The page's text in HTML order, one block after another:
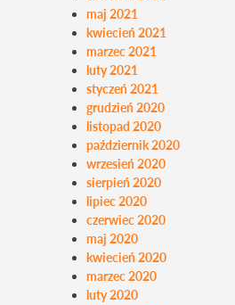
maj 2021
kwiecień 2021
marzec 2021
luty 2021
styczeń 2021
grudzień 2020
listopad 2020
październik 2020
wrzesień 2020
sierpień 2020
lipiec 2020
czerwiec 2020
maj 2020
kwiecień 2020
marzec 2020
luty 2020